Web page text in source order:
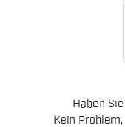
Haben
Kein